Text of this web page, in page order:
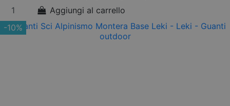
Aggiungi al carrello
-10%